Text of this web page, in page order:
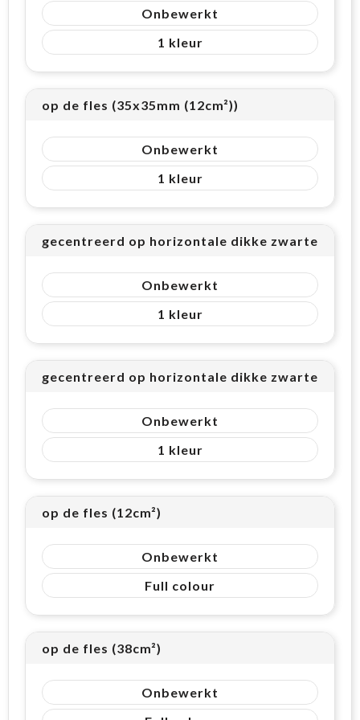
Onbewerkt
1
op de fles (35x35mm (12cm²))
Onbewerkt
1
gecentreerd op horizontale dikke zwarte band
Onbewerkt
1
gecentreerd op horizontale dikke zwarte band
Onbewerkt
1
op de fles (12cm²)
Onbewerkt
Full colour
op de fles (38cm²)
Onbewerkt